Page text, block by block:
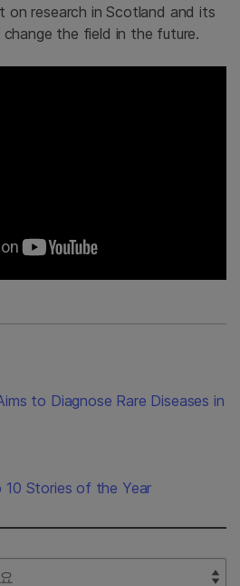
on research in Scotland and its
the field in the future.
to Diagnose Rare Diseases in
10 Stories of the Year